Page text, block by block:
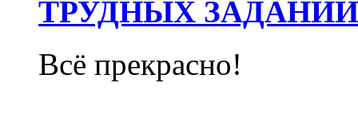
ТРУДНЫХ
Всё прекрасно!